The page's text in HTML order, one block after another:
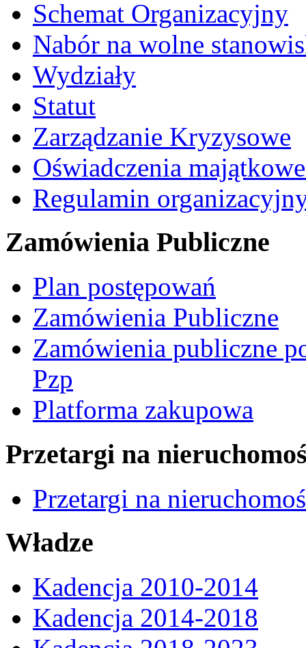
Schemat Organizacyjny
Nabór na wolne
Wydziały
Statut
Zarządzanie Kryzysowe
Oświadczenia
Regulamin
Zamówienia Publiczne
Plan postępowań
Zamówienia Publiczne
Zamówienia publiczne
Pzp
Platforma zakupowa
Przetargi na
Przetargi na
Władze
Kadencja 2010-2014
Kadencja 2014-2018